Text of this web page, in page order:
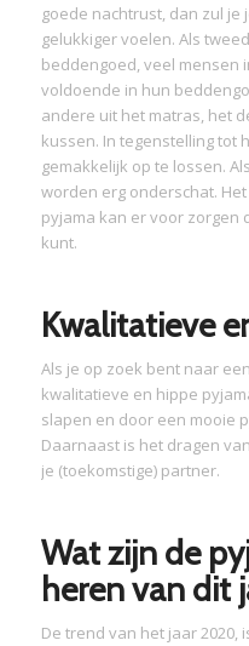
goede nachtrust, dan zul
gelukkiger voelen. Als
beddengoed, veel mensen
voldoende in hun
andere uit het matras, het
kussen. In tegenstelling tot
gemakkelijk op te lossen.
worden erg onderschat.
pyjama kan er voor zorgen
kunt.
Kwalitatieve
Als je op zoek bent naar
kwalitatieve en hippe
slapen en door een mooie
Daarnaast is het dragen
je (toekomstige) partner.
Wat zijn de
heren van dit
De trend van het jaar 2020,